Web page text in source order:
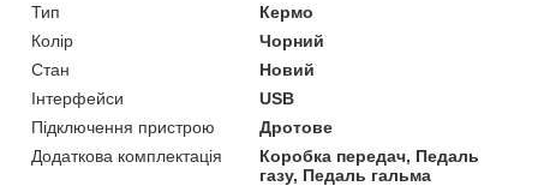
Тип
Кермо
Колір
Чорний
Стан
Новий
Інтерфейси
USB
Підключення пристрою
Дротове
Додаткова комплектація
Коробка передач, Педаль
газу, Педаль гальма